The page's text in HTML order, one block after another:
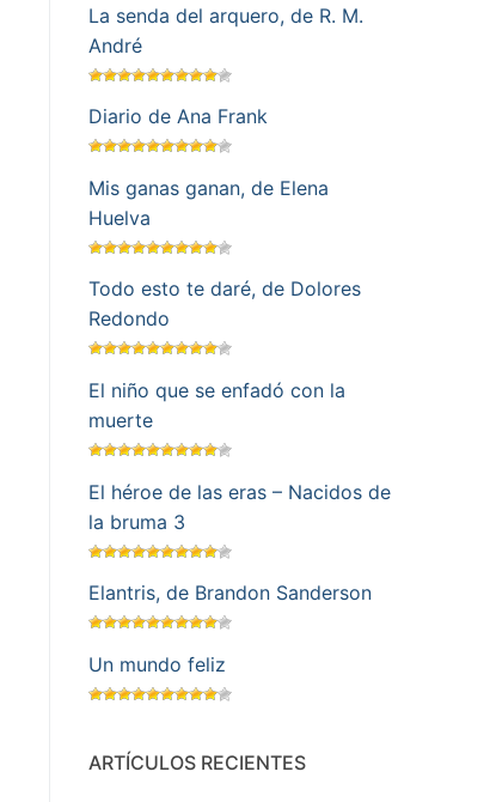
La senda del arquero, de R. M.
André
Diario de Ana Frank
Mis ganas ganan, de Elena
Huelva
Todo esto te daré, de Dolores
Redondo
El niño que se enfadó con la
muerte
El héroe de las eras – Nacidos de
la bruma 3
Elantris, de Brandon Sanderson
Un mundo feliz
ARTÍCULOS RECIENTES